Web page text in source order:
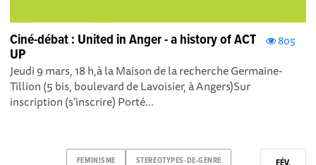
805
Ciné-débat : United in Anger - a history of ACT
UP
Jeudi 9 mars, 18 h,à la Maison de la recherche Germaine-
Tillion (5 bis, boulevard de Lavoisier, à Angers)Sur
inscription (s’inscrire) Porté...
FEMINISME STEREOTYPES-DE-GENRE